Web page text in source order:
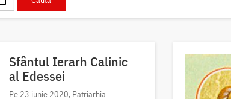
Sfântul Ierarh Calinic
al Edessei
Pe 23 iunie 2020, Patriarhia